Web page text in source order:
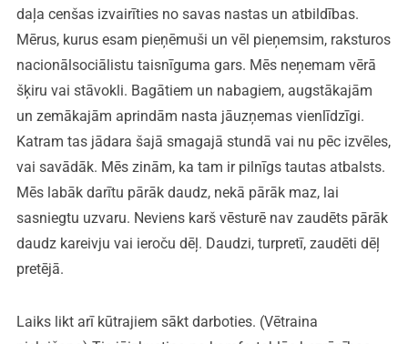
daļa cenšas izvairīties no savas nastas un atbildības.
Mērus, kurus esam pieņēmuši un vēl pieņemsim, raksturos
nacionālsociālistu taisnīguma gars. Mēs neņemam vērā
šķiru vai stāvokli. Bagātiem un nabagiem, augstākajām
un zemākajām aprindām nasta jāuzņemas vienlīdzīgi.
Katram tas jādara šajā smagajā stundā vai nu pēc izvēles,
vai savādāk. Mēs zinām, ka tam ir pilnīgs tautas atbalsts.
Mēs labāk darītu pārāk daudz, nekā pārāk maz, lai
sasniegtu uzvaru. Neviens karš vēsturē nav zaudēts pārāk
daudz kareivju vai ieroču dēļ. Daudzi, turpretī, zaudēti dēļ
pretējā.
Laiks likt arī kūtrajiem sākt darboties. (Vētraina